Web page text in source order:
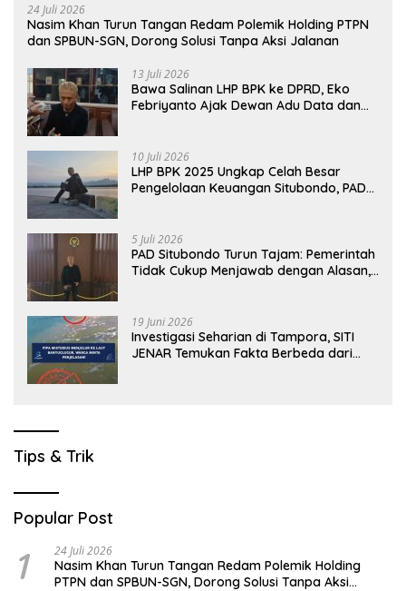
24 Juli 2026
Nasim Khan Turun Tangan Redam Polemik Holding PTPN
dan SPBUN-SGN, Dorong Solusi Tanpa Aksi Jalanan
13 Juli 2026
Bawa Salinan LHP BPK ke DPRD, Eko
Febriyanto Ajak Dewan Adu Data dan
10 Juli 2026
LHP BPK 2025 Ungkap Celah Besar
Pengelolaan Keuangan Situbondo, PAD
5 Juli 2026
PAD Situbondo Turun Tajam: Pemerintah
Tidak Cukup Menjawab dengan Alasan,
19 Juni 2026
Investigasi Seharian di Tampora, SITI
JENAR Temukan Fakta Berbeda dari
Tips & Trik
Popular Post
1 24 Juli 2026
Nasim Khan Turun Tangan Redam Polemik Holding
PTPN dan SPBUN-SGN, Dorong Solusi Tanpa Aksi